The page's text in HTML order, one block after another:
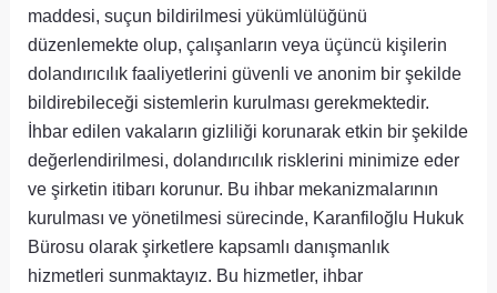
maddesi, suçun bildirilmesi yükümlülüğünü
düzenlemekte olup, çalışanların veya üçüncü kişilerin
dolandırıcılık faaliyetlerini güvenli ve anonim bir şekilde
bildirebileceği sistemlerin kurulması gerekmektedir.
İhbar edilen vakaların gizliliği korunarak etkin bir şekilde
değerlendirilmesi, dolandırıcılık risklerini minimize eder
ve şirketin itibarı korunur. Bu ihbar mekanizmalarının
kurulması ve yönetilmesi sürecinde, Karanfiloğlu Hukuk
Bürosu olarak şirketlere kapsamlı danışmanlık
hizmetleri sunmaktayız. Bu hizmetler, ihbar